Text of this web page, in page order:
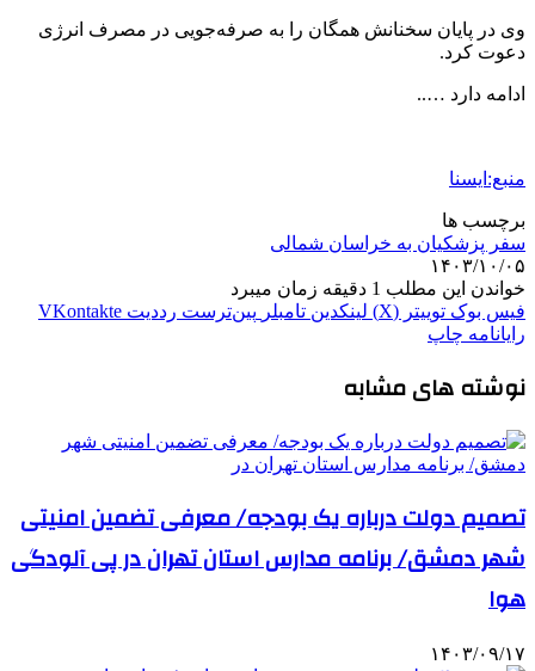
وی در پایان سخنانش همگان را به صرفه‌جویی در مصرف انرژی
دعوت کرد.
ادامه دارد …..
منبع:ایسنا
برچسب ها
سفر پزشکیان به خراسان شمالی
۱۴۰۳/۱۰/۰۵
خواندن این مطلب 1 دقیقه زمان میبرد
فیس بوک توییتر (X) لینکدین ‫تامبلر ‫پین‌ترست ‫رددیت ‫VKontakte
رایانامه چاپ
نوشته های مشابه
تصمیم دولت درباره یک بودجه/ معرفی تضمین امنیتی
شهر دمشق/ برنامه مدارس استان تهران در پی آلودگی
هوا
۱۴۰۳/۰۹/۱۷